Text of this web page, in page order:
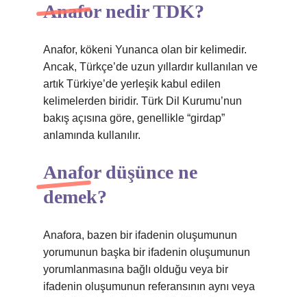
Anafor nedir TDK?
Anafor, kökeni Yunanca olan bir kelimedir.
Ancak, Türkçe’de uzun yıllardır kullanılan ve
artık Türkiye’de yerleşik kabul edilen
kelimelerden biridir. Türk Dil Kurumu’nun
bakış açısına göre, genellikle “girdap”
anlamında kullanılır.
Anafor düşünce ne
demek?
Anafora, bazen bir ifadenin oluşumunun
yorumunun başka bir ifadenin oluşumunun
yorumlanmasına bağlı olduğu veya bir
ifadenin oluşumunun referansının aynı veya